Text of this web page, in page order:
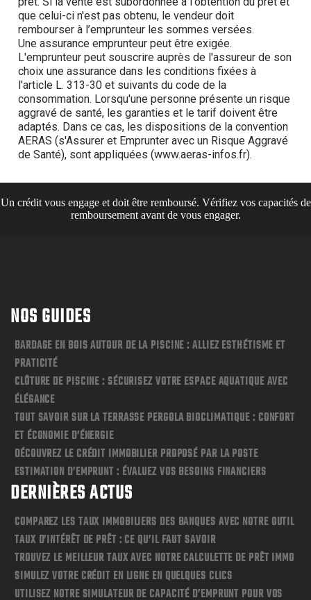
Un crédit vous engage et doit être remboursé. Vérifiez vos capacités de
remboursement avant de vous engager.
NOS GUIDES
BARDAGE EN BOIS AUTOUR DE LA PISCINE : ALLIEZ ESTHÉTISME ET
PRATICITÉ
CLÔTURE DE PISCINE : SÉCURISEZ VOTRE ESPACE AQUATIQUE AVEC
ÉLÉGANCE
TOUT SAVOIR SUR LA TERRASSE PERGOLA BIOCLIMATIQUE : CONFORT
ET ÉCONOMIE D’ÉNERGIE
DÉCOUVREZ LE CRÉDIT IMMOBILIER PROPOSÉ PAR LA POSTE
ESTIMATION D’EMPRUNT : ÉVALUEZ VOS BESOINS FINANCIERS
DERNIÈRES ACTUS
COMPAREZ LES TAUX IMMOBILIERS DES BANQUES AVEC NOTRE OUTIL
TAUX D’INTÉRÊT DE PRÊT : CE QU’IL FAUT SAVOIR
TROUVEZ LE MEILLEUR TAUX AVEC NOTRE CALCULETTE DE PRÊT IMMO
SIMULEZ VOTRE CRÉDIT EN LIGNE EN QUELQUES CLICS
UTILISEZ NOTRE SIMULATEUR DE CAPACITÉ D’EMPRUNT POUR VOS